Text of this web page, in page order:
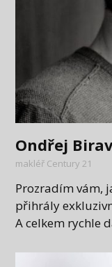
Ondřej
makléř Century 21
Prozradím vám,
přihrály
A celkem rychle